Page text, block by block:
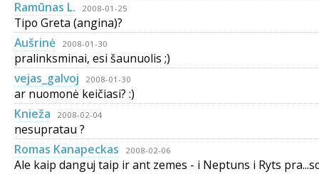
Ramūnas L.
2008-01-25
Tipo Greta (angina)?
Aušrinė
2008-01-30
pralinksminai, esi šaunuolis ;)
vejas_galvoj
2008-01-30
ar nuomonė keičiasi? :)
Knieža
2008-02-04
nesupratau ?
Romas Kanapeckas
2008-02-06
Ale kaip danguj taip ir ant zemes - i Neptuns i Ryts